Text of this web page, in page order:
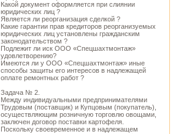
Какой документ оформляется при слиянии
юридических лиц ?
Является ли реорганизация сделкой ?
Какие гарантии прав кредиторов реорганизуемых
юридических лиц установлены гражданским
законодательством ?
Подлежит ли иск ООО «Спецшахтмонтаж»
удовлетворению?
Имеются ли у ООО «Спецшахтмонтаж» иные
способы защиты его интересов в надлежащей
оплате ремонтных работ ?
Задача № 2.
Между индивидуальными предпринимателями
Трудовым (поставщик) и Купцовым (покупатель),
осуществляющим розничную торговлю овощами,
заключен договор поставки картофеля.
Поскольку своевременное и в надлежащем